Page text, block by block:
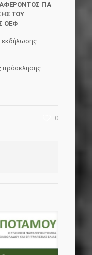
ΓΙΑ
ΤΟΥ
ΟΕΦ
εκδήλωσης
πρόσκλησης
0